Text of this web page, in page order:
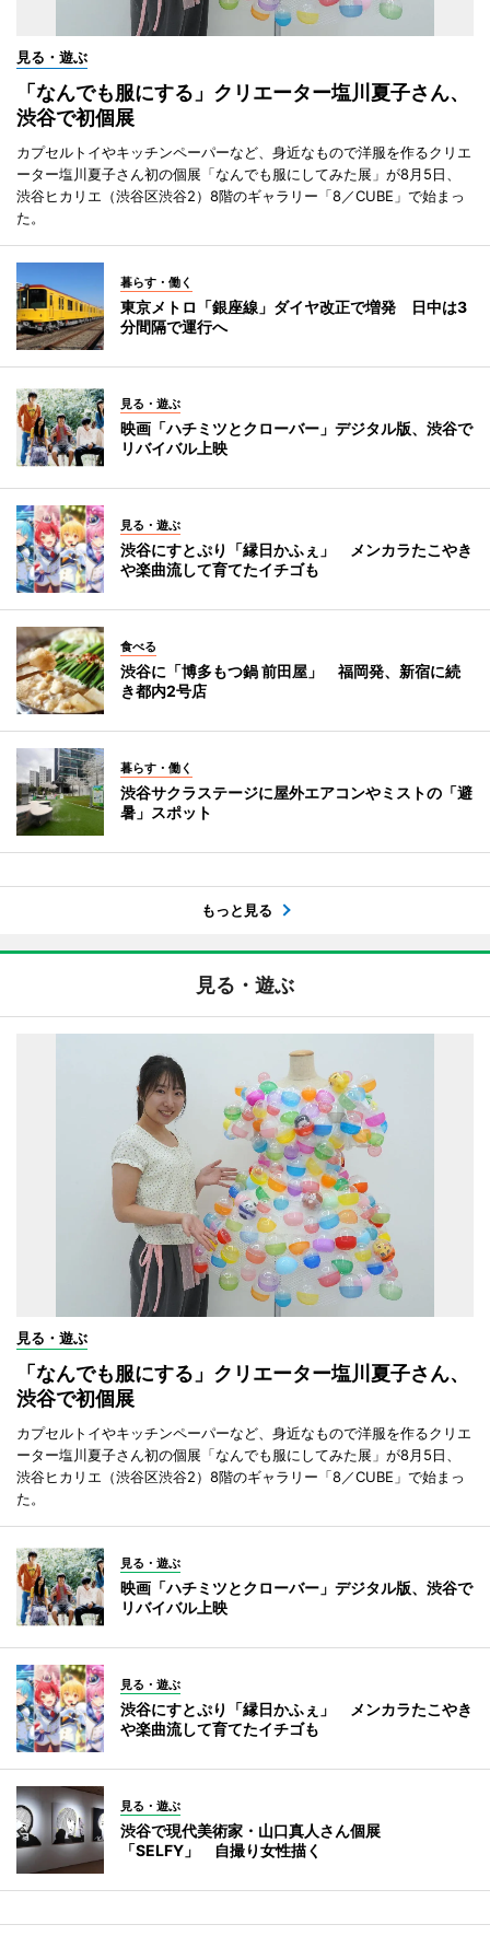
見る・遊ぶ
「なんでも服にする」クリエーター塩川夏子さん、
渋谷で初個展
カプセルトイやキッチンペーパーなど、身近なもので洋服を作るクリエ
ーター塩川夏子さん初の個展「なんでも服にしてみた展」が8月5日、
渋谷ヒカリエ（渋谷区渋谷2）8階のギャラリー「8／CUBE」で始まっ
た。
暮らす・働く
東京メトロ「銀座線」ダイヤ改正で増発 日中は3
分間隔で運行へ
見る・遊ぶ
映画「ハチミツとクローバー」デジタル版、渋谷で
リバイバル上映
見る・遊ぶ
渋谷にすとぷり「縁日かふぇ」 メンカラたこやき
や楽曲流して育てたイチゴも
食べる
渋谷に「博多もつ鍋 前田屋」 福岡発、新宿に続
き都内2号店
暮らす・働く
渋谷サクラステージに屋外エアコンやミストの「避
暑」スポット
もっと見る
見る・遊ぶ
見る・遊ぶ
「なんでも服にする」クリエーター塩川夏子さん、
渋谷で初個展
カプセルトイやキッチンペーパーなど、身近なもので洋服を作るクリエ
ーター塩川夏子さん初の個展「なんでも服にしてみた展」が8月5日、
渋谷ヒカリエ（渋谷区渋谷2）8階のギャラリー「8／CUBE」で始まっ
た。
見る・遊ぶ
映画「ハチミツとクローバー」デジタル版、渋谷で
リバイバル上映
見る・遊ぶ
渋谷にすとぷり「縁日かふぇ」 メンカラたこやき
や楽曲流して育てたイチゴも
見る・遊ぶ
渋谷で現代美術家・山口真人さん個展
「SELFY」 自撮り女性描く